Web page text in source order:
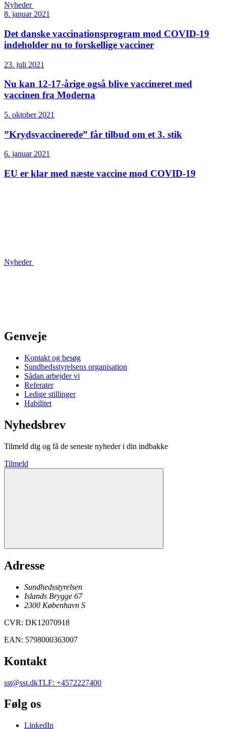
Nyheder
8. januar 2021
Det danske vaccinations­program mod COVID-19
indeholder nu to forskellige vacciner
23. juli 2021
Nu kan 12-17-årige også blive vaccineret med
vaccinen fra Moderna
5. oktober 2021
”Krydsvaccinerede” får tilbud om et 3. stik
6. januar 2021
EU er klar med næste vaccine mod COVID-19
Nyheder
Genveje
Kontakt og besøg
Sundhedsstyrelsens organisation
Sådan arbejder vi
Referater
Ledige stillinger
Habilitet
Nyhedsbrev
Tilmeld dig og få de seneste nyheder i din indbakke
Tilmeld
Adresse
Sundhedsstyrelsen
Islands Brygge 67
2300 København S
CVR: DK12070918
EAN: 5798000363007
Kontakt
sst@sst.dkTLF: +4572227400
Følg os
LinkedIn